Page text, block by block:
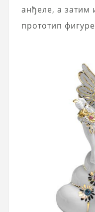
анђеле, а затим
прототип